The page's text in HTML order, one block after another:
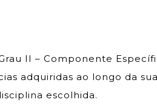
II – Componente
adquiridas ao longo da
escolhida.